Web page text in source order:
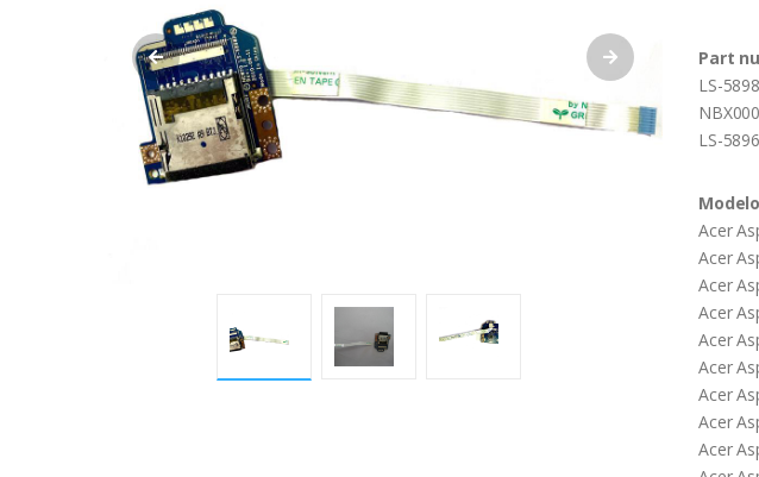
Part
LS-
LS-
Acer
Acer
Acer
Acer
Acer
Acer
Acer
Acer
Acer